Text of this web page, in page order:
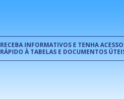
RECEBA INFORMATIVOS E TENHA ACESSO
RÁPIDO À TABELAS E DOCUMENTOS